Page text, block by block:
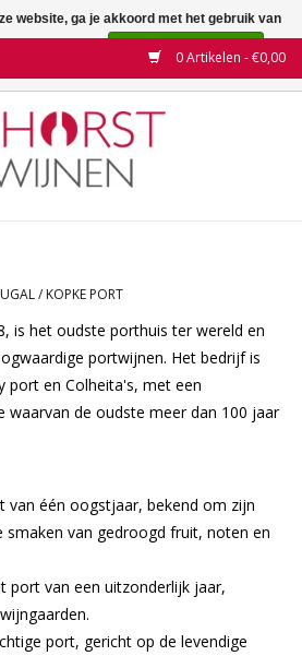
0 Artikelen - €0,00
/ KOPKE PORT
is het oudste porthuis ter wereld en
portwijnen. Het bedrijf is
port en Colheita's, met een
waarvan de oudste meer dan 100 jaar
van één oogstjaar, bekend om zijn
van gedroogd fruit, noten en
port van een uitzonderlijk jaar,
port, gericht op de levendige
website, ga je akkoord met het gebruik van